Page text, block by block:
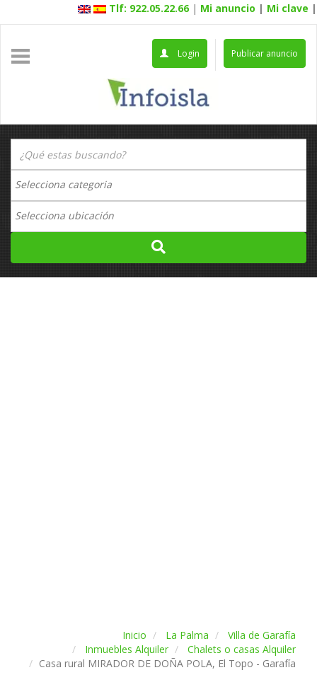
Tlf: 922.05.22.66 | Mi anuncio | Mi clave |
Publicar anuncio
Login
Inicio La Palma
Villa de Garafía
Inmuebles Alquiler
Chalets o casas Alquiler
Casa rural MIRADOR DE DOÑA POLA, El Topo - Garafía